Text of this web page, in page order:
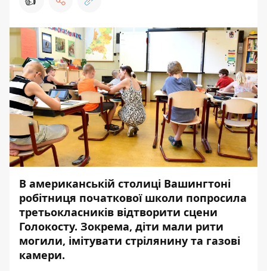
В американській столиці Вашингтоні
робітниця початкової школи попросила
третьокласників відтворити сцени
Голокосту. Зокрема, діти мали рити
могили, імітувати стрілянину та газові
камери.